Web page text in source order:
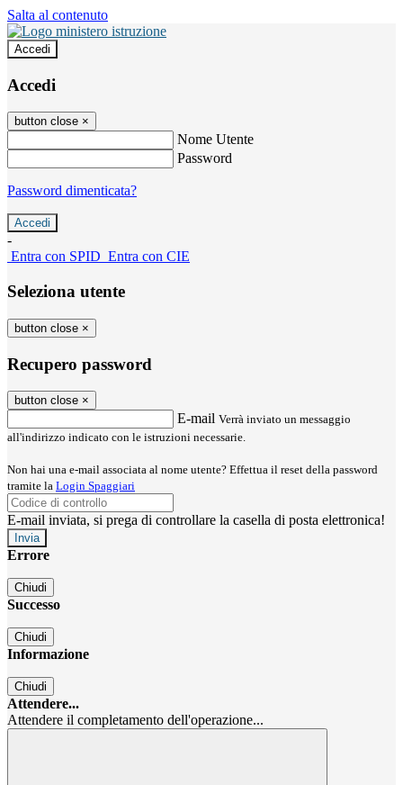
Salta al contenuto
Accedi
Accedi
button close ×
Nome Utente
Password
Password dimenticata?
-
Entra con SPID Entra con CIE
Seleziona utente
button close ×
Recupero password
button close ×
E-mail Verrà inviato un messaggio
all'indirizzo indicato con le istruzioni necessarie.
Non hai una e-mail associata al nome utente? Effettua il reset della password
tramite la Login Spaggiari
E-mail inviata, si prega di controllare la casella di posta elettronica!
Errore
Chiudi
Successo
Chiudi
Informazione
Chiudi
Attendere...
Attendere il completamento dell'operazione...